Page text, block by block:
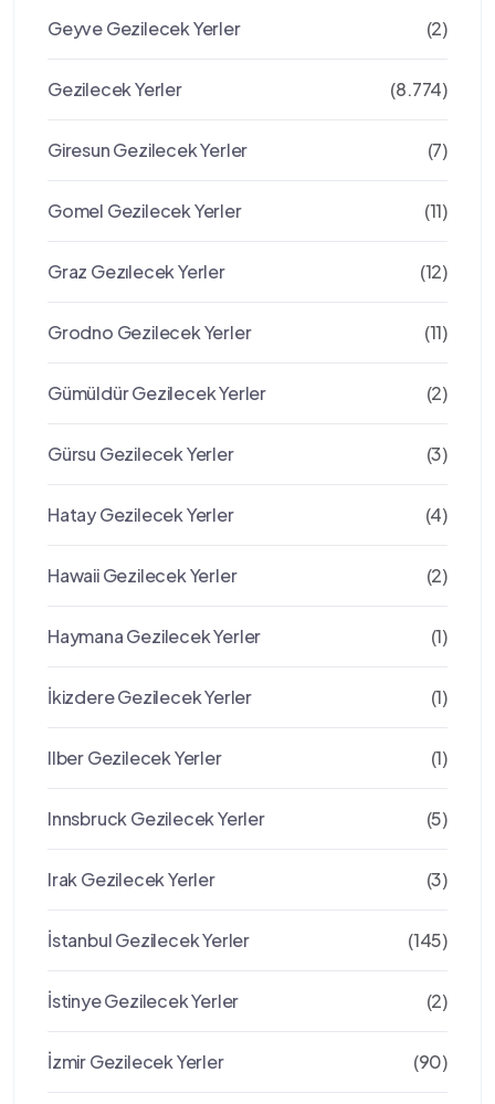
Geyve Gezilecek Yerler (2)
Gezilecek Yerler (8.774)
Giresun Gezilecek Yerler (7)
Gomel Gezilecek Yerler (11)
Graz Gezılecek Yerler (12)
Grodno Gezilecek Yerler (11)
Gümüldür Gezilecek Yerler (2)
Gürsu Gezilecek Yerler (3)
Hatay Gezilecek Yerler (4)
Hawaii Gezilecek Yerler (2)
Haymana Gezilecek Yerler (1)
İkizdere Gezilecek Yerler (1)
Ilber Gezilecek Yerler (1)
Innsbruck Gezilecek Yerler (5)
Irak Gezilecek Yerler (3)
İstanbul Gezilecek Yerler (145)
İstinye Gezilecek Yerler (2)
İzmir Gezilecek Yerler (90)